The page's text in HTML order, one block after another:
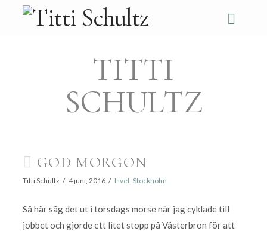
TITTI
SCHULTZ
GOD MORGON
Titti Schultz 4 juni, 2016 Livet, Stockholm
Så här såg det ut i torsdags morse när jag cyklade till
jobbet och gjorde ett litet stopp på Västerbron för att